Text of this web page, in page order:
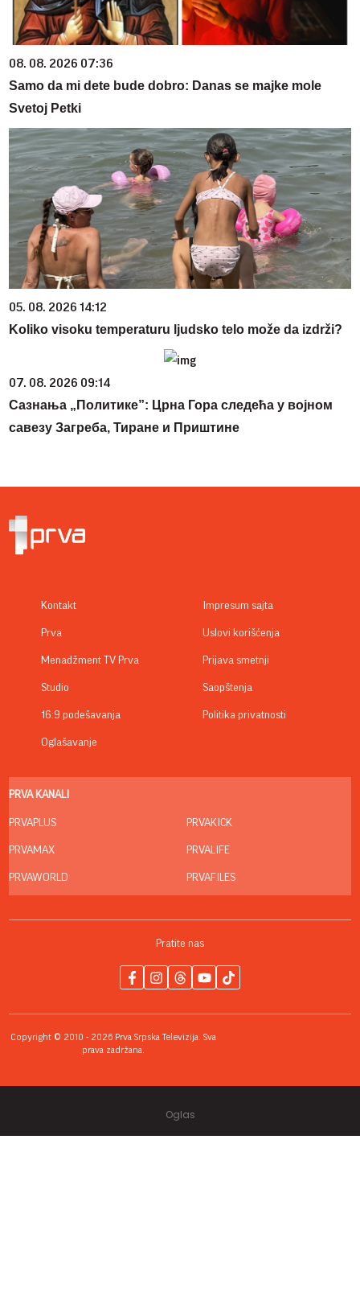
08. 08. 2026 07:36
Samo da mi dete bude dobro: Danas se majke mole
Svetoj Petki
05. 08. 2026 14:12
Koliko visoku temperaturu ljudsko telo može da izdrži?
07. 08. 2026 09:14
Сазнања „Политике”: Црна Гора следећа у војном
савезу Загреба, Тиране и Приштине
Kontakt
Prva
Menadžment TV Prva
Studio
16:9 podešavanja
Oglašavanje
Impresum sajta
Uslovi korišćenja
Prijava smetnji
Saopštenja
Politika privatnosti
PRVA KANALI
PRVAPLUS
PRVAMAX
PRVAWORLD
PRVAKICK
PRVALIFE
PRVAFILES
Pratite nas
Copyright © 2010 - 2026 Prva Srpska Televizija. Sva
prava zadržana.